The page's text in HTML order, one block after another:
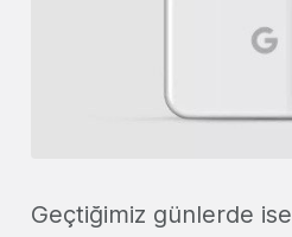
Geçtiğimiz günlerde ise